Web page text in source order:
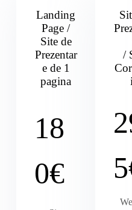
Landing
Page /
Site de
Prezentar
e de 1
pagina
18
0€
/